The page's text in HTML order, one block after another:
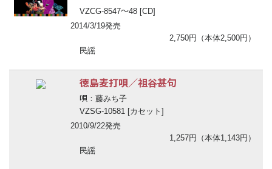
VZCG-8547〜48 [CD]
2014/3/19発売
2,750円（本体2,500円）
民謡
徳島麦打唄／祖谷甚句
唄 ：藤みち子
VZSG-10581 [カセット]
2010/9/22発売
1,257円（本体1,143円）
民謡